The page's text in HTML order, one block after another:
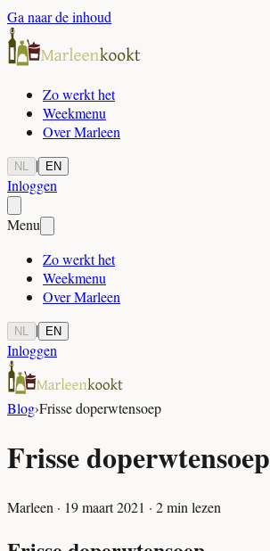
Ga naar de inhoud
Zo werkt het
Weekmenu
Over Marleen
NL | EN
Inloggen
Menu
Zo werkt het
Weekmenu
Over Marleen
NL | EN
Inloggen
Blog›Frisse doperwtensoep
Frisse doperwtensoep
Marleen · 19 maart 2021 · 2min lezen